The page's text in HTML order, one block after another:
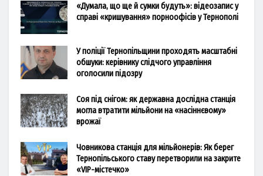
«Думала, що ще й сумки будуть»: відеозапис у
справі «кришування» порноофісів у Тернополі
У поліції Тернопільщини проходять масштабні
обшуки: керівнику слідчого управління
оголосили підозру
Соя під снігом: як державна дослідна станція
могла втратити мільйони на «насіннєвому»
врожаї
Човникова станція для мільйонерів: Як берег
Тернопільського ставу перетворили на закрите
«VIP-містечко»